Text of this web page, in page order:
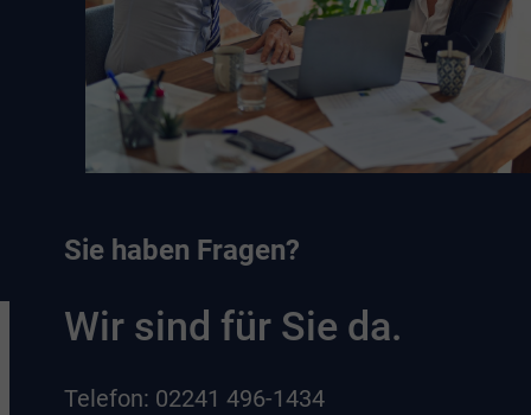
Sie haben Fragen?
Wir sind für Sie da.
Telefon: 02241 496-1434